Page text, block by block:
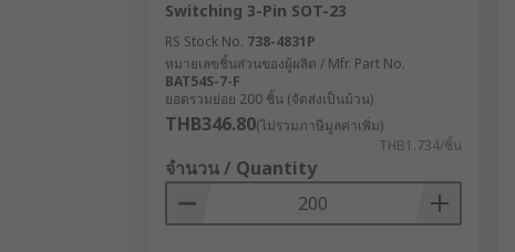
Switching 3-Pin SOT-23
RS Stock No. 738-4831P
หมายเลขชิ้นส่วนของผู้ผลิต / Mfr. Part No.
BAT54S-7-F
ยอดรวมย่อย 200 ชิ้น (จัดส่งเป็นม้วน)
THB346.80(ไม่รวมภาษีมูลค่าเพิ่ม)
THB1.734/ชิ้น
จำนวน / Quantity